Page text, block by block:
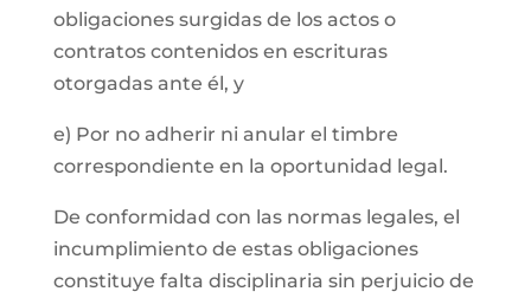
obligaciones surgidas de los actos o
contratos contenidos en escrituras
otorgadas ante él, y
e) Por no adherir ni anular el timbre
correspondiente en la oportunidad legal.
De conformidad con las normas legales, el
incumplimiento de estas obligaciones
constituye falta disciplinaria sin perjuicio de